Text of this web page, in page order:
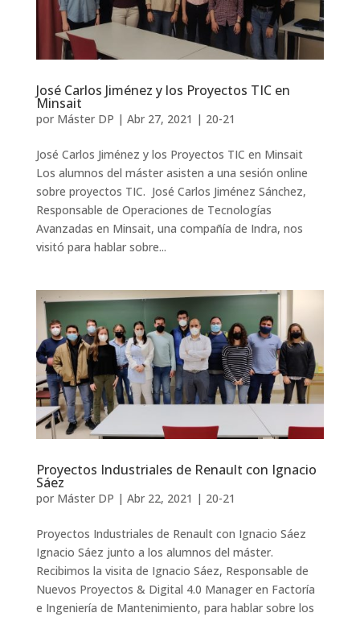
José Carlos Jiménez y los Proyectos TIC en
Minsait
por Máster DP | Abr 27, 2021 | 20-21
José Carlos Jiménez y los Proyectos TIC en Minsait
Los alumnos del máster asisten a una sesión online
sobre proyectos TIC. José Carlos Jiménez Sánchez,
Responsable de Operaciones de Tecnologías
Avanzadas en Minsait, una compañía de Indra, nos
visitó para hablar sobre...
Proyectos Industriales de Renault con Ignacio
Sáez
por Máster DP | Abr 22, 2021 | 20-21
Proyectos Industriales de Renault con Ignacio Sáez
Ignacio Sáez junto a los alumnos del máster.
Recibimos la visita de Ignacio Sáez, Responsable de
Nuevos Proyectos & Digital 4.0 Manager en Factoría
e Ingeniería de Mantenimiento, para hablar sobre los